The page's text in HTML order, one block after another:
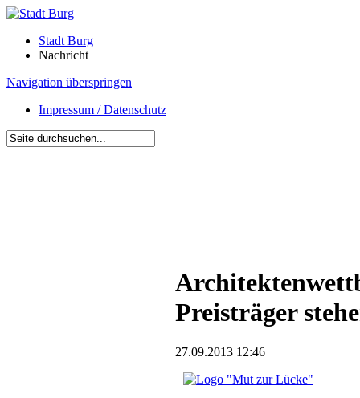
Stadt Burg
Nachricht
Navigation überspringen
Impressum / Datenschutz
Preisträger
27.09.2013 12:46